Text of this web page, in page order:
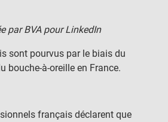
par BVA pour LinkedIn
sont pourvus par le biais du
bouche-à-oreille en France.
français déclarent que